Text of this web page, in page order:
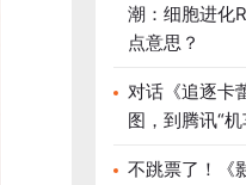
潮：细胞进化
点意思？
对话《追逐卡
图，到腾讯“
不跳票了！《